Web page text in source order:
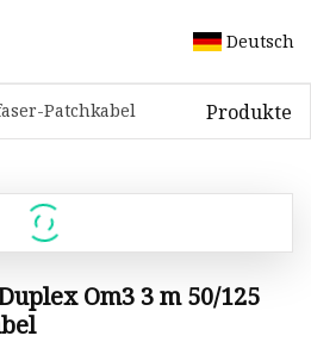
Deutsch
Patchkabel Produkte
Om3 3 m 50/125